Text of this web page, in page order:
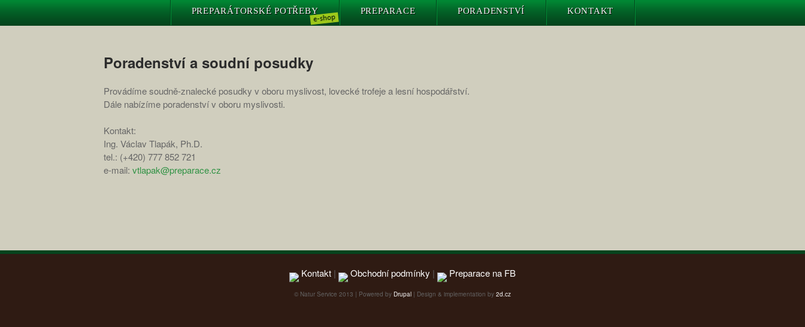
PREPARÁTORSKÉ POTŘEBY PREPARACE PORADENSTVÍ KONTAKT
Poradenství a soudní posudky
Provádíme soudně-znalecké posudky v oboru myslivost, lovecké trofeje a lesní hospodářství.
Dále nabízíme poradenství v oboru myslivosti.
Kontakt:
Ing. Václav Tlapák, Ph.D.
tel.: (+420) 777 852 721
e-mail: vtlapak@preparace.cz
Kontakt | Obchodní podmínky | Preparace na FB
© Natur Service 2013 | Powered by Drupal | Design & implementation by 2d.cz